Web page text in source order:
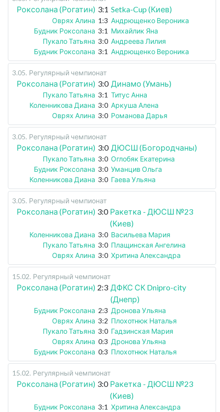
Роксолана (Рогатин) 3:1 Setka-Cup (Киев)
Оврях Алина 1:3 Андрющенко Вероника
Будник Роксолана 3:1 Михайлик Яна
Пукало Татьяна 3:0 Андреева Лилия
Будник Роксолана 3:1 Андрющенко Вероника
3.05. Регулярный чемпионат
Роксолана (Рогатин) 3:0 Динамо (Умань)
Пукало Татьяна 3:1 Титус Анна
Коленникова Диана 3:0 Аркуша Алена
Оврях Алина 3:0 Романова Дарья
3.05. Регулярный чемпионат
Роксолана (Рогатин) 3:0 ДЮСШ (Богородчаны)
Пукало Татьяна 3:0 Оглобяк Екатерина
Будник Роксолана 3:0 Уманцив Ольга
Коленникова Диана 3:0 Гаева Ульяна
3.05. Регулярный чемпионат
Роксолана (Рогатин) 3:0 Ракетка - ДЮСШ №23
(Киев)
Коленникова Диана 3:0 Васильева Мария
Пукало Татьяна 3:0 Плащинская Ангелина
Оврях Алина 3:0 Хритина Александра
15.02. Регулярный чемпионат
Роксолана (Рогатин) 2:3 ДФКС СК Dnipro-city
(Днепр)
Будник Роксолана 2:3 Дронова Ульяна
Оврях Алина 3:2 Плохотнюк Наталья
Пукало Татьяна 3:0 Гадзинская Мария
Оврях Алина 0:3 Дронова Ульяна
Будник Роксолана 0:3 Плохотнюк Наталья
15.02. Регулярный чемпионат
Роксолана (Рогатин) 3:0 Ракетка - ДЮСШ №23
(Киев)
Будник Роксолана 3:1 Хритина Александра